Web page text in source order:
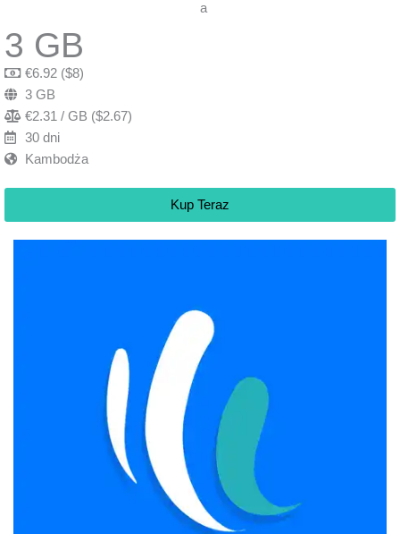
3 GB
€6.92 ($8)
3 GB
€2.31 / GB ($2.67)
30 dni
Kambodża
Kup Teraz